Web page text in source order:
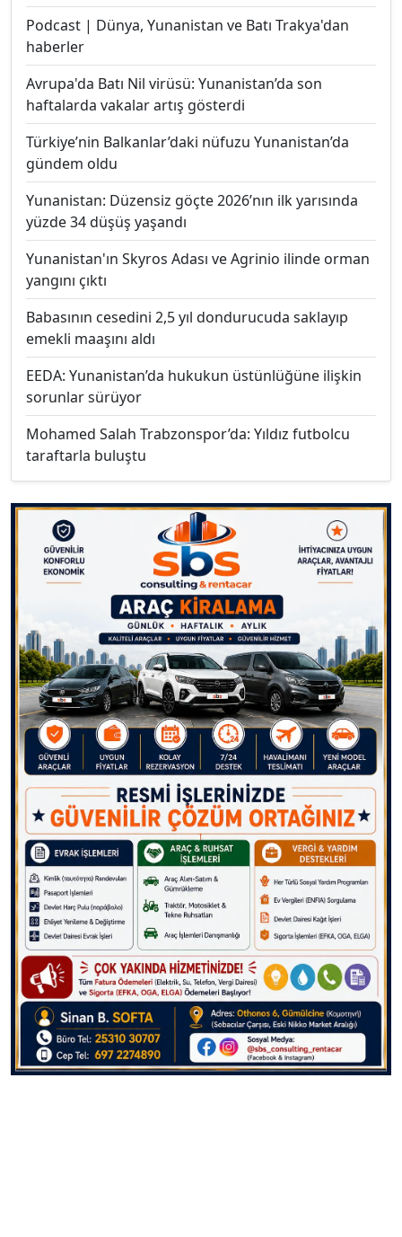
Podcast | Dünya, Yunanistan ve Batı Trakya'dan
haberler
Avrupa'da Batı Nil virüsü: Yunanistan’da son
haftalarda vakalar artış gösterdi
Türkiye’nin Balkanlar’daki nüfuzu Yunanistan’da
gündem oldu
Yunanistan: Düzensiz göçte 2026’nın ilk yarısında
yüzde 34 düşüş yaşandı
Yunanistan'ın Skyros Adası ve Agrinio ilinde orman
yangını çıktı
Babasının cesedini 2,5 yıl dondurucuda saklayıp
emekli maaşını aldı
EEDA: Yunanistan’da hukukun üstünlüğüne ilişkin
sorunlar sürüyor
Mohamed Salah Trabzonspor’da: Yıldız futbolcu
taraftarla buluştu